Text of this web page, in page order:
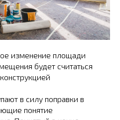
изменение площади
будет считаться
в силу поправки в
понятие